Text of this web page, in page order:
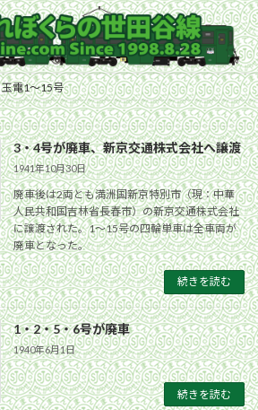
玉電1〜15号
3・4号が廃車、新京交通株式会社へ譲渡
1941年10月30日
廃車後は2両とも満洲国新京特別市（現：中華
人民共和国吉林省長春市）の新京交通株式会社
に譲渡された。1〜15号の四輪単車は全車両が
廃車となった。
続きを読む
1・2・5・6号が廃車
1940年6月1日
続きを読む